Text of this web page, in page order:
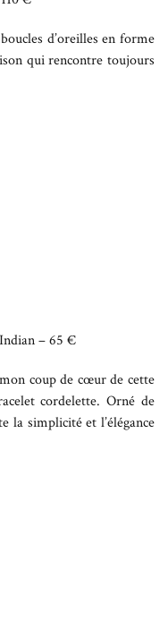
d’oreilles en forme
qui rencontre toujours
– 65 €
coup de cœur de cette
cordelette. Orné de
la simplicité et l’élégance